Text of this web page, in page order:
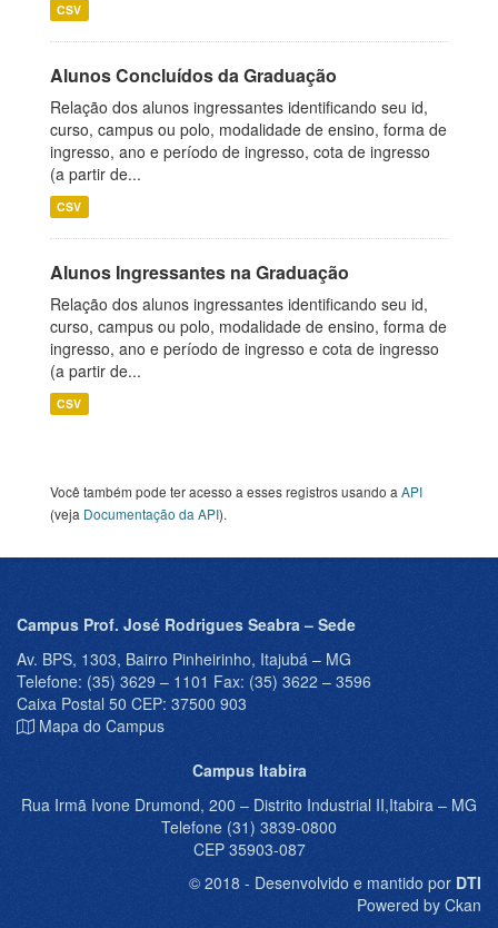
CSV
Alunos Concluídos da Graduação
Relação dos alunos ingressantes identificando seu id,
curso, campus ou polo, modalidade de ensino, forma de
ingresso, ano e período de ingresso, cota de ingresso
(a partir de...
CSV
Alunos Ingressantes na Graduação
Relação dos alunos ingressantes identificando seu id,
curso, campus ou polo, modalidade de ensino, forma de
ingresso, ano e período de ingresso e cota de ingresso
(a partir de...
CSV
Você também pode ter acesso a esses registros usando a API
(veja Documentação da API).
Campus Prof. José Rodrigues Seabra – Sede
Av. BPS, 1303, Bairro Pinheirinho, Itajubá – MG
Telefone: (35) 3629 – 1101 Fax: (35) 3622 – 3596
Caixa Postal 50 CEP: 37500 903
Mapa do Campus
Campus Itabira
Rua Irmã Ivone Drumond, 200 – Distrito Industrial II,Itabira – MG
Telefone (31) 3839-0800
CEP 35903-087
© 2018 - Desenvolvido e mantido por DTI
Powered by Ckan